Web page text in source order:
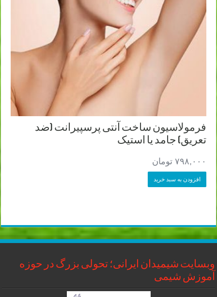
فرمولاسیون ساخت آنتی پرسپیرانت (ضد
تعریق) جامد یا استیک
۷۹۸,۰۰۰ تومان
افزودن به سبد خرید
وبسایت شیمیدان ایرانی؛ تحولی بزرگ در حوزه
آموزش شیمی